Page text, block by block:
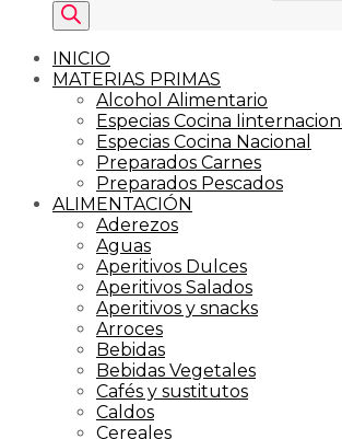
INICIO
MATERIAS PRIMAS
Alcohol Alimentario
Especias Cocina
Especias Cocina Nacional
Preparados Carnes
Preparados Pescados
ALIMENTACIÓN
Aderezos
Aguas
Aperitivos Dulces
Aperitivos Salados
Aperitivos y snacks
Arroces
Bebidas
Bebidas Vegetales
Cafés y sustitutos
Caldos
Cereales